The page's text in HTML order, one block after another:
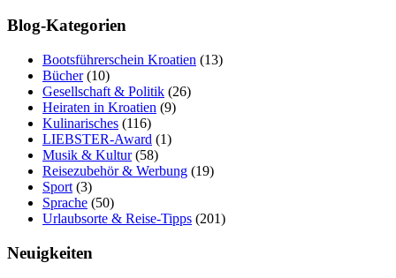
Blog-Kategorien
Bootsführerschein Kroatien (13)
Bücher(10)
Gesellschaft & Politik (26)
Heiraten in Kroatien (9)
Kulinarisches (116)
LIEBSTER-Award (1)
Musik & Kultur(58)
Reisezubehör & Werbung (19)
Sport (3)
Sprache (50)
Urlaubsorte & Reise-Tipps (201)
Neuigkeiten